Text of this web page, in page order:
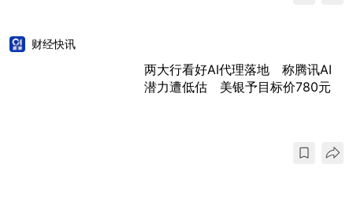
财经快讯
两大行看好AI代理落地 称腾讯AI
潜力遭低估 美银予目标价780元